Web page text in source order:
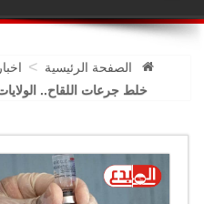
الصفحة الرئيسية >
خلط جرعات اللقاح..